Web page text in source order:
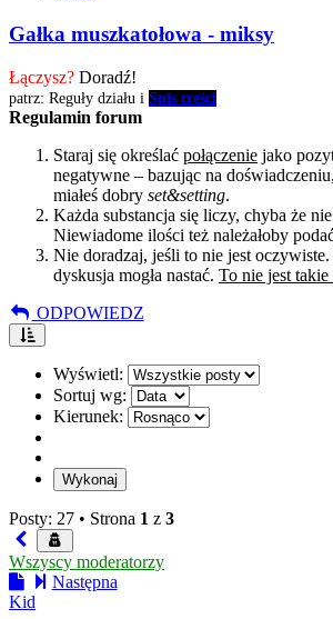
Gałka muszkatołowa - miksy
Łączysz? Doradź!
patrz: Reguły działu i Spis treści
Regulamin forum
Staraj się określać połączenie jako
negatywne – bazując na
miałeś dobry set&setting.
Każda substancja się liczy, chyba że
Niewiadome ilości też należałoby
Nie doradzaj, jeśli to nie jest
dyskusja mogła nastać. To nie jest takie
ODPOWIEDZ
Wyświetl:
Sortuj wg:
Kierunek:
Posty: 27 • Strona 1 z 3
Wszyscy moderatorzy
Następna
Kid